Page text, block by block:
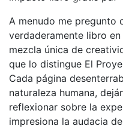
A menudo me pregunto
verdaderamente libro
mezcla única de
que lo distingue El
Cada página
naturaleza humana,
reflexionar sobre la
impresiona la audacia